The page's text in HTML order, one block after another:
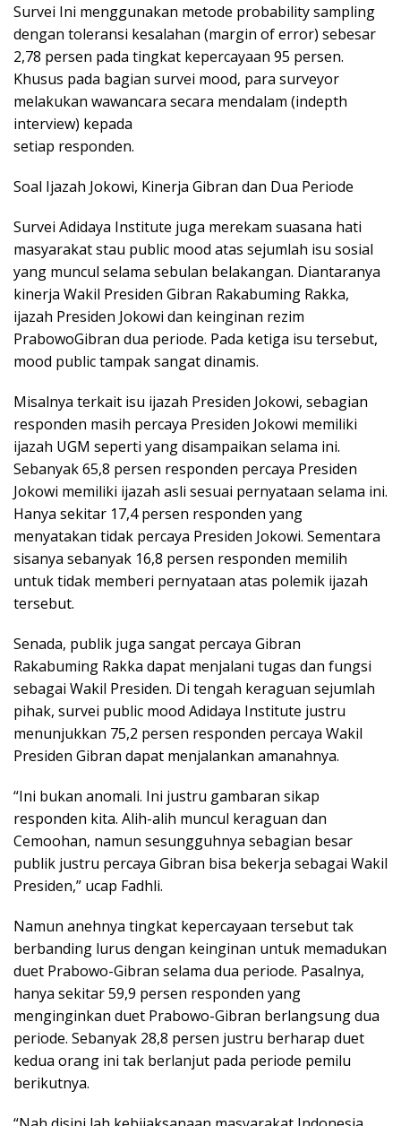
Survei Ini menggunakan metode probability sampling
dengan toleransi kesalahan (margin of error) sebesar
2,78 persen pada tingkat kepercayaan 95 persen.
Khusus pada bagian survei mood, para surveyor
melakukan wawancara secara mendalam (indepth
interview) kepada
setiap responden.
Soal Ijazah Jokowi, Kinerja Gibran dan Dua Periode
Survei Adidaya Institute juga merekam suasana hati
masyarakat stau public mood atas sejumlah isu sosial
yang muncul selama sebulan belakangan. Diantaranya
kinerja Wakil Presiden Gibran Rakabuming Rakka,
ijazah Presiden Jokowi dan keinginan rezim
PrabowoGibran dua periode. Pada ketiga isu tersebut,
mood public tampak sangat dinamis.
Misalnya terkait isu ijazah Presiden Jokowi, sebagian
responden masih percaya Presiden Jokowi memiliki
ijazah UGM seperti yang disampaikan selama ini.
Sebanyak 65,8 persen responden percaya Presiden
Jokowi memiliki ijazah asli sesuai pernyataan selama ini.
Hanya sekitar 17,4 persen responden yang
menyatakan tidak percaya Presiden Jokowi. Sementara
sisanya sebanyak 16,8 persen responden memilih
untuk tidak memberi pernyataan atas polemik ijazah
tersebut.
Senada, publik juga sangat percaya Gibran
Rakabuming Rakka dapat menjalani tugas dan fungsi
sebagai Wakil Presiden. Di tengah keraguan sejumlah
pihak, survei public mood Adidaya Institute justru
menunjukkan 75,2 persen responden percaya Wakil
Presiden Gibran dapat menjalankan amanahnya.
“Ini bukan anomali. Ini justru gambaran sikap
responden kita. Alih-alih muncul keraguan dan
Cemoohan, namun sesungguhnya sebagian besar
publik justru percaya Gibran bisa bekerja sebagai Wakil
Presiden,” ucap Fadhli.
Namun anehnya tingkat kepercayaan tersebut tak
berbanding lurus dengan keinginan untuk memadukan
duet Prabowo-Gibran selama dua periode. Pasalnya,
hanya sekitar 59,9 persen responden yang
menginginkan duet Prabowo-Gibran berlangsung dua
periode. Sebanyak 28,8 persen justru berharap duet
kedua orang ini tak berlanjut pada periode pemilu
berikutnya.